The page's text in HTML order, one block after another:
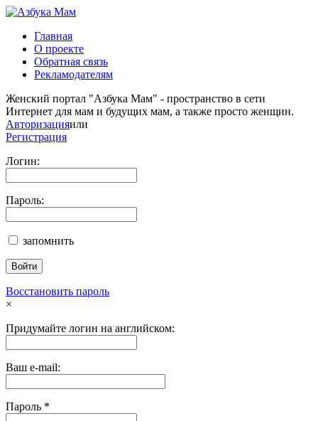
Главная
О проекте
Обратная связь
Рекламодателям
Женский портал "Азбука Мам" - пространство в сети
Интернет для мам и будущих мам, а также просто женщин.
Авторизацияили
Регистрация
Логин:
Пароль:
запомнить
Восстановить пароль
×
Придумайте логин на английском:
Ваш e-mail:
Пароль *